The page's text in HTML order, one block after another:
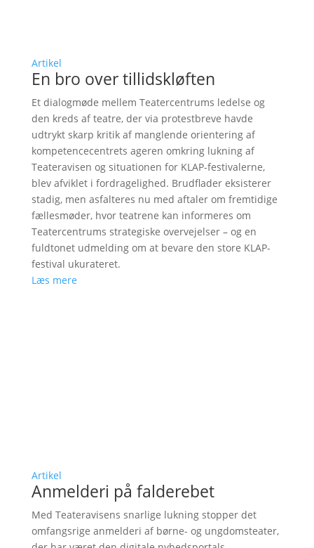
Artikel
En bro over tillidskløften
Et dialogmøde mellem Teatercentrums ledelse og
den kreds af teatre, der via protestbreve havde
udtrykt skarp kritik af manglende orientering af
kompetencecentrets ageren omkring lukning af
Teateravisen og situationen for KLAP-festivalerne,
blev afviklet i fordragelighed. Brudflader eksisterer
stadig, men asfalteres nu med aftaler om fremtidige
fællesmøder, hvor teatrene kan informeres om
Teatercentrums strategiske overvejelser – og en
fuldtonet udmelding om at bevare den store KLAP-
festival ukurateret.
Læs mere
Artikel
Anmelderi på falderebet
Med Teateravisens snarlige lukning stopper det
omfangsrige anmelderi af børne- og ungdomsteater,